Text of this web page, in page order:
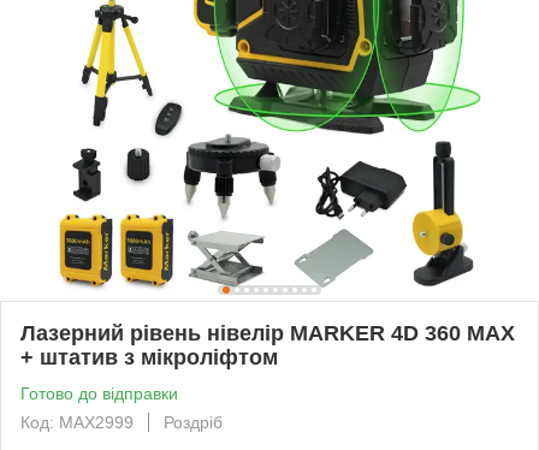
Лазерний рівень нівелір MARKER 4D 360 MAX
+ штатив з мікроліфтом
Готово до відправки
Код: MAX2999
Роздріб